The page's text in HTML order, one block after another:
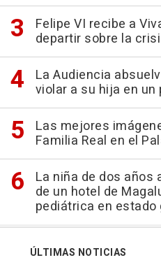
Felipe VI recibe a
departir sobre la
La Audiencia
violar a su hija en
Las mejores
Familia Real en el
La niña de dos años
de un hotel de
pediátrica en estado
ÚLTIMAS NOTICIAS